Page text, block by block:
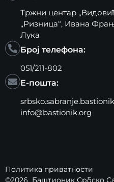
Тржни центар
„Ризница“, Ивана
Лука
Број телефона:
051/211-802
Е-пошта:
info@bastionik.org
Политика приватности
©2026 Баштионик Србско